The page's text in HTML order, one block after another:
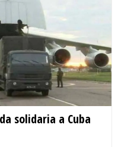
solidaria a Cuba